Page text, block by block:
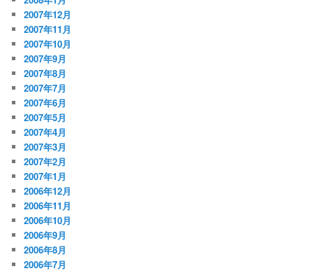
2007年12月
2007年11月
2007年10月
2007年9月
2007年8月
2007年7月
2007年6月
2007年5月
2007年4月
2007年3月
2007年2月
2007年1月
2006年12月
2006年11月
2006年10月
2006年9月
2006年8月
2006年7月